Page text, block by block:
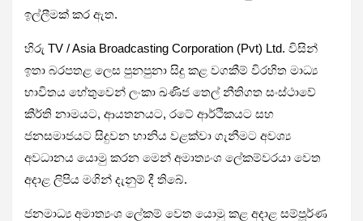
ඉල්ලීමක් කර ඇත.
හිරු TV / Asia Broadcasting Corporation (Pvt) Ltd. විසින්
ඉතා බරපතළ ලෙස පුනපුනා සිදු කළ වගකීම් විරහිත මාධ්‍ය
භාවිතය හේතුවෙන් ලංකා ඛණිජ තෙල් නීතිගත සංස්ථාවේ
කීර්ති නාමයට, ආයතනයට, රටේ ආර්ථිකයට සහ
ජනසමාජයට සිදුවන හානිය වළක්වා ගැනීමට අවශ්‍ය
අවධානය යොමු කරන මෙන් අමාත්‍යංශ ලේකම්වරයා වෙත
අදාළ ලිපිය මගින් දැනුම් දී තිබේ.
ජනමාධ්‍ය අමාත්‍යංශ ලේකම් වෙත යොමු කළ අදාළ සම්පූර්ණ